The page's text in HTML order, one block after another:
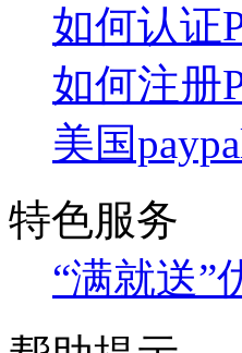
如何认证
如何注册
美国
特色服务
“满就送”